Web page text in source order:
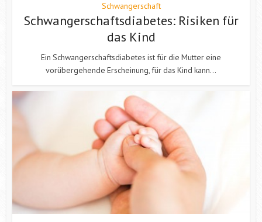
Schwangerschaft
Schwangerschaftsdiabetes: Risiken für
das Kind
Ein Schwangerschaftsdiabetes ist für die Mutter eine
vorübergehende Erscheinung, für das Kind kann...